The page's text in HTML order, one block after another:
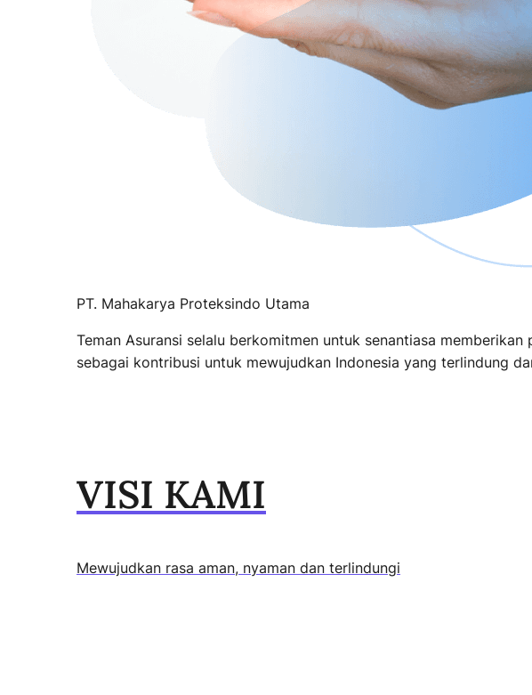
PT. Mahakarya Proteksindo Utama
Teman Asuransi selalu berkomitmen untuk senantiasa
sebagai kontribusi untuk mewujudkan Indonesia yang terlindung
VISI KAMI
Mewujudkan rasa aman, nyaman dan terlindungi